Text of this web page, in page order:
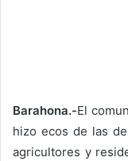
Barahona.-El
hizo ecos de las
agricultores y